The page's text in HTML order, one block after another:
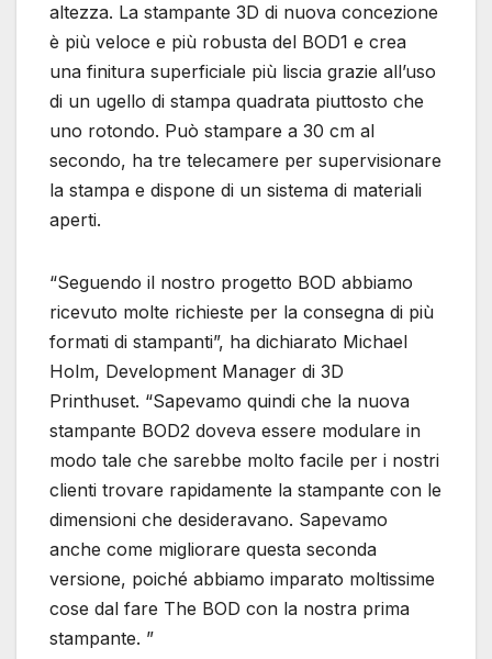
altezza. La stampante 3D di nuova concezione
è più veloce e più robusta del BOD1 e crea
una finitura superficiale più liscia grazie all’uso
di un ugello di stampa quadrata piuttosto che
uno rotondo. Può stampare a 30 cm al
secondo, ha tre telecamere per supervisionare
la stampa e dispone di un sistema di materiali
aperti.
“Seguendo il nostro progetto BOD abbiamo
ricevuto molte richieste per la consegna di più
formati di stampanti”, ha dichiarato Michael
Holm, Development Manager di 3D
Printhuset. “Sapevamo quindi che la nuova
stampante BOD2 doveva essere modulare in
modo tale che sarebbe molto facile per i nostri
clienti trovare rapidamente la stampante con le
dimensioni che desideravano. Sapevamo
anche come migliorare questa seconda
versione, poiché abbiamo imparato moltissime
cose dal fare The BOD con la nostra prima
stampante. ”